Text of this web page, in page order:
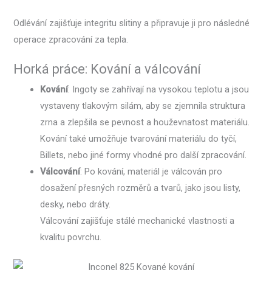
Odlévání zajišťuje integritu slitiny a připravuje ji pro následné
operace zpracování za tepla.
Horká práce: Kování a válcování
Kování: Ingoty se zahřívají na vysokou teplotu a jsou
vystaveny tlakovým silám, aby se zjemnila struktura
zrna a zlepšila se pevnost a houževnatost materiálu.
Kování také umožňuje tvarování materiálu do tyčí,
Billets, nebo jiné formy vhodné pro další zpracování.
Válcování: Po kování, materiál je válcován pro
dosažení přesných rozměrů a tvarů, jako jsou listy,
desky, nebo dráty.
Válcování zajišťuje stálé mechanické vlastnosti a
kvalitu povrchu.